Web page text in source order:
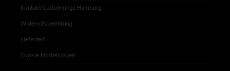
Kontakt Customringz Hamburg
Widerrufsbelehrung
Lieferzeit
Cookie Einstellungen